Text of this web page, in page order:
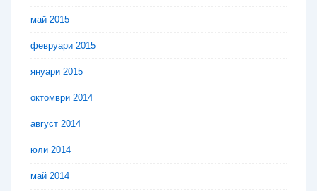
май 2015
февруари 2015
януари 2015
октомври 2014
август 2014
юли 2014
май 2014